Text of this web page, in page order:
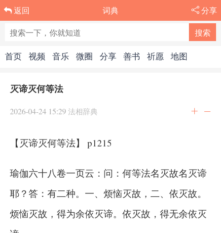
返回 词典 分享
首页 视频 音乐 微圈 分享 善书 祈愿 地图
灭谛灭何等法
2026-04-24 15:29 法相辞典
【灭谛灭何等法】 p1215
瑜伽六十八卷一页云：问：何等法名灭故名灭谛
耶？答：有二种。一、烦恼灭故，二、依灭故。
烦恼灭故，得为余依灭谛。依灭故，得无余依灭